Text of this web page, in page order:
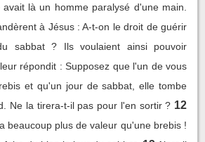
avait là un homme paralysé d'une main.
à Jésus : A-t-on le droit de guérir
sabbat ? Ils voulaient ainsi pouvoir
répondit : Supposez que l'un de vous
et qu'un jour de sabbat, elle tombe
Ne la tirera-t-il pas pour l'en sortir ? 12
beaucoup plus de valeur qu'une brebis !